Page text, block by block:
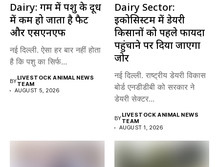
Dairy: गर्मी में पशु के दूध
में कम हो जाता है फैट
और एसएनएफ
नई दिल्ली. ऐसा हर बार नहीं होता
है कि पशु का सिर्फ...
BYLIVESTOCK ANIMAL NEWS
TEAM
AUGUST 5, 2026
Dairy Sector:
इकोसिस्टम में डेयरी
किसानों को पहले फायदा
पहुंचाने पर दिया जाएगा
जोर
नई दिल्ली. राष्ट्रीय डेयरी विकास
बोर्ड एनडीडीबी को सरकार ने
डेयरी सेक्टर...
BYLIVESTOCK ANIMAL NEWS
TEAM
AUGUST 1, 2026